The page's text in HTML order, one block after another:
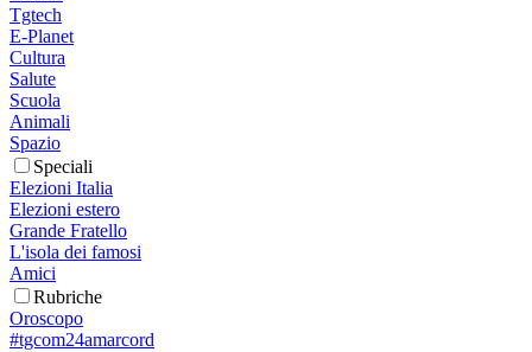
Tgtech
E-Planet
Cultura
Salute
Scuola
Animali
Spazio
Speciali
Elezioni Italia
Elezioni estero
Grande Fratello
L'isola dei famosi
Amici
Rubriche
Oroscopo
#tgcom24amarcord